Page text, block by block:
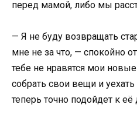
перед мамой, либо мы
— Я не буду возвращать
мне не за что, — спокойно
тебе не нравятся мои
собрать свои вещи и
теперь точно подойдет к её